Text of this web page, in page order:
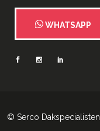
WHATSAPP
© Serco Dakspecialisten